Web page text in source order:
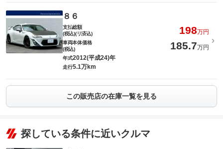
８６
支払総額
(税込)(リ済込)
198万円
車両本体価格
(税込)
185.7万円
年式2012(平成24)年
走行5.1万km
この販売店の在庫一覧を見る
探している条件に近いクルマ